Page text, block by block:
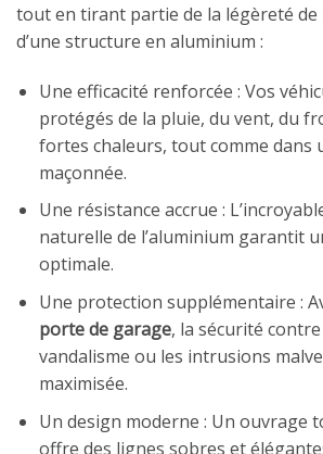
tout en tirant partie de la légèreté de
d’une structure en aluminium :
Une efficacité renforcée : Vos
protégés de la pluie, du vent, du
fortes chaleurs, tout comme dans
maçonnée.
Une résistance accrue :
naturelle de l’aluminium garantit
optimale.
Une protection supplémentaire :
porte de garage, la sécurité
vandalisme ou les intrusions
maximisée.
Un design moderne : Un ouvrage
offre des lignes sobres et